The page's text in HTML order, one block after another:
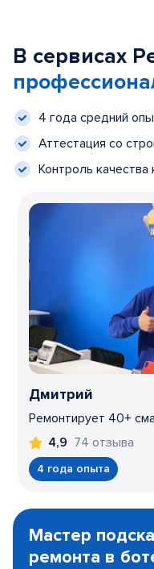
В сервисах
4 года средний
Аттестация со
Контроль качества
Дмитрий
Ремонтирует 40+
4,9 74 отзыва
4 года опыта
1
Мастер
ремонта в